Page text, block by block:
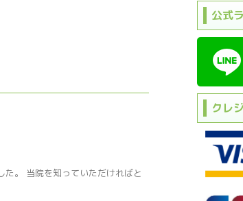
。 当院を知っていただければと
公式
クレ